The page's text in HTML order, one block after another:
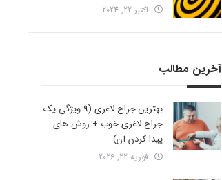
اکتبر 22, 2024
آخرین مطالب
بهترین جراح لاغری (9 ویژگی یک
جراح لاغری خوب + روش های
پیدا کردن آن)
فوریه 22, 2026